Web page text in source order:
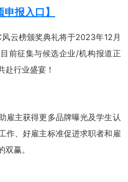
申报入口】
云榜颁奖典礼将于2023年12月
前征集与候选企业/机构报道正
赴行业盛宴！
雇主获得更多品牌曝光及学生认
作、好雇主标准促进求职者和雇
赢。